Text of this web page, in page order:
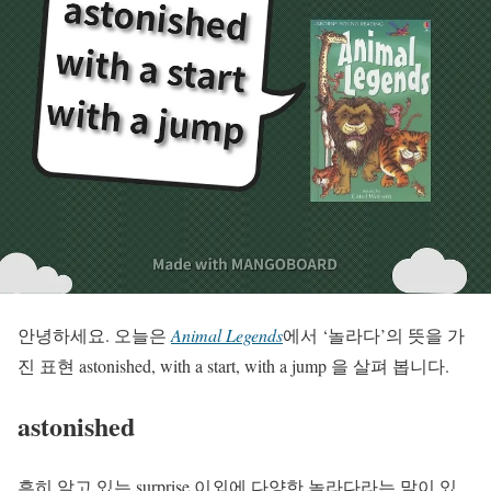
안녕하세요. 오늘은 Animal Legends에서 ‘놀라다’의 뜻을 가
진 표현 astonished, with a start, with a jump 을 살펴 봅니다.
astonished
흔히 알고 있는 surprise 이외에 다양한 놀라다라는 말이 있